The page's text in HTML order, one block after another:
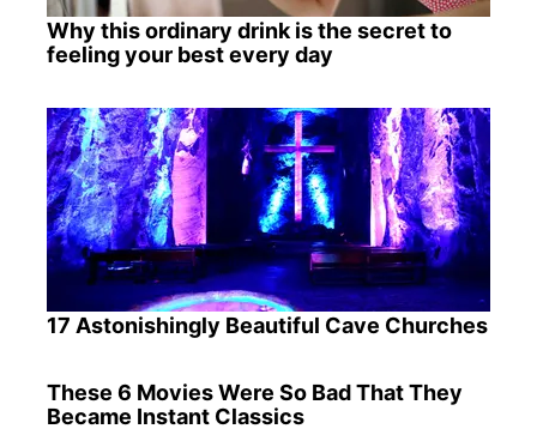
Why this ordinary drink is the secret to
feeling your best every day
17 Astonishingly Beautiful Cave Churches
These 6 Movies Were So Bad That They
Became Instant Classics